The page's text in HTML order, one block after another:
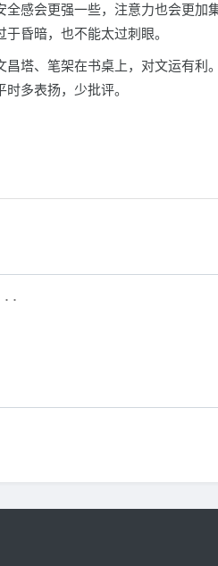
全感会更强一些，注意力也会更加
昏暗，也不能太过刺眼。
昌塔、笔架在书桌上，对文运有利
多表扬，少批评。